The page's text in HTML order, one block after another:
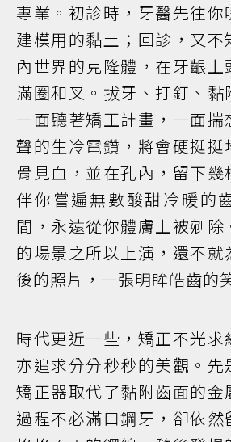
專業。初診時，牙醫先往你
建模用的黏土；回診，又不
內世界的克隆體，在牙齦
滿圈和叉。拔牙、打釘、
一面聽著矯正計畫，一面揣
聲的生冷電鑽，將會硬挺挺
骨見血，並在孔內，留下幾
伴你嘗遍無數酸甜冷暖的
間，永遠從你體膚上被剜除
的場景之所以上演，還不就
後的照片，一張明眸皓齒的
時代更近一些，矯正不光求
亦追求分分秒秒的美觀。先
矯正器取代了黏附齒面的金
過程不必滿口鋼牙，卻依然